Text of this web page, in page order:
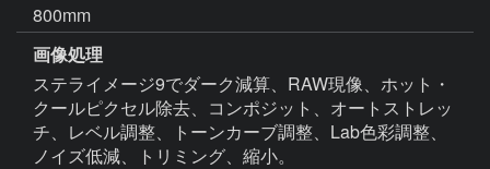
800mm
画像処理
ステライメージ9でダーク減算、RAW現像、ホット・
クールピクセル除去、コンポジット、オートストレッ
チ、レベル調整、トーンカーブ調整、Lab色彩調整、
ノイズ低減、トリミング、縮小。